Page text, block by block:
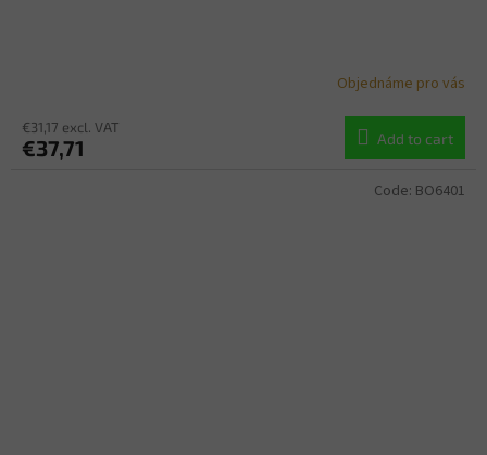
Objednáme pro vás
€31,17 excl. VAT
€37,71 Add to cart
Code: BO6401